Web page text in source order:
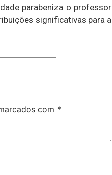
parabeniza o professor
significativas para a
com *